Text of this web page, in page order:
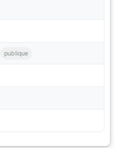
publique